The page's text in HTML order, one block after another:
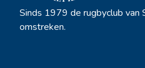
Sinds 1979 de rugbyclub van
omstreken.